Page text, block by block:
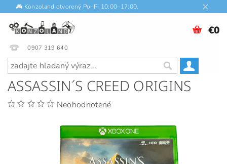
🎮 Konzoland otvorený Po–Pi 10:00–17:00.
0907 319 640
€0
ASSASSIN´S CREED ORIGINS
Neohodnotené